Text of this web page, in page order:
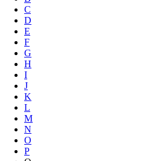
C
D
E
F
G
H
I
J
K
L
M
N
O
P